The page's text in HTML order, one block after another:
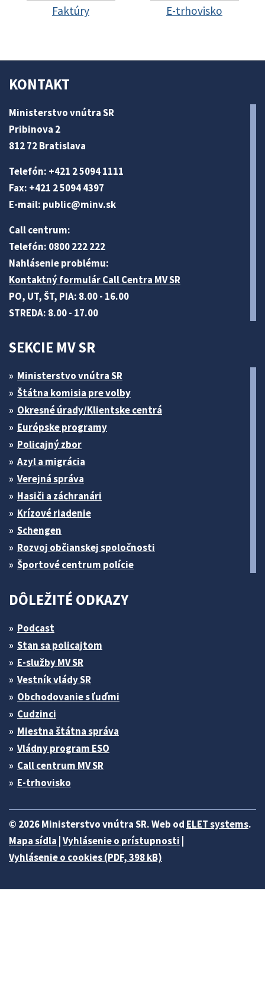
Faktúry E-trhovisko
KONTAKT
Ministerstvo vnútra SR
Pribinova 2
812 72 Bratislava
Telefón: +421 2 5094 1111
Fax: +421 2 5094 4397
E-mail: public@minv.sk
Call centrum:
Telefón: 0800 222 222
Nahlásenie problému:
Kontaktný formulár Call Centra MV SR
PO, UT, ŠT, PIA: 8.00 - 16.00
STREDA: 8.00 - 17.00
SEKCIE MV SR
Ministerstvo vnútra SR
Štátna komisia pre volby
Okresné úrady/Klientske centrá
Európske programy
Policajný zbor
Azyl a migrácia
Verejná správa
Hasiči a záchranári
Krízové riadenie
Schengen
Rozvoj občianskej spoločnosti
Športové centrum polície
DÔLEŽITÉ ODKAZY
Podcast
Stan sa policajtom
E-služby MV SR
Vestník vlády SR
Obchodovanie s ľuďmi
Cudzinci
Miestna štátna správa
Vládny program ESO
Call centrum MV SR
E-trhovisko
© 2026 Ministerstvo vnútra SR. Web od ELET systems.
Mapa sídla Vyhlásenie o prístupnosti
Vyhlásenie o cookies (PDF, 398 kB)